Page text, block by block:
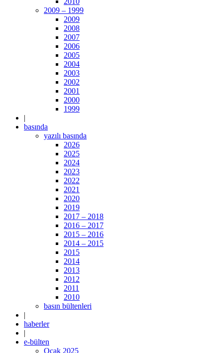
2009 – 1999
2009
2008
2007
2006
2005
2004
2003
2002
2001
2000
1999
|
basında
yazılı basında
2026
2025
2024
2023
2022
2021
2020
2019
2017 – 2018
2016 – 2017
2015 – 2016
2014 – 2015
2015
2014
2013
2012
2011
2010
basın bültenleri
|
haberler
|
e-bülten
Ocak 2025